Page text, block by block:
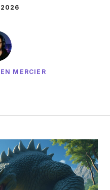
MERCIER